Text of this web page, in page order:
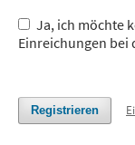
Einreichungen bei
Registrieren